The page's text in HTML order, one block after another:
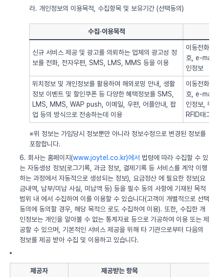
라. 개인정보의 이용목적, 수집항목 및 보유기간 (선택동의)
수집·이용목적
신규 서비스 제공 및 광고를 의뢰하는 업체의 광고성 정
보를 전화, 전자우편, SMS, LMS, MMS 등을 이용
이동전화번
호, e-mail,
인정보
위치정보 및 개인정보를 활용하여 해외로밍 안내, 생활
정보 이벤트 및 할인쿠폰 등 다양한 혜택정보를 SMS,
LMS, MMS, WAP push, 이메일, 우편, 어플안내, 팝
업 등의 방식으로 전송하는데 이용
이동전화번
호, e-mail,
인정보, 위
RFID태그
※위 정보는 가입당시 정보뿐만 아니라 정보수정으로 변경된 정보를
포함합니다.
6. 회사는 홈페이지(www.joytel.co.kr)에서 법령에 따라 수집할 수 있
는 자동생성 정보(로그기록, 과금 정보, 결제기록 등 서비스를 계약 이행
하는 과정에서 자동적으로 생성되는 정보), 요금정산 에 필요한 정보(요
금내역, 납부/미납 사실, 미납액 등) 등을 필수 동의 사항에 기재된 목적
범위 내 에서 수집하여 이를 이용할 수 있습니다(고객이 개별적으로 선택
동의에 동의할 경우, 해당 목적으 로도 수집하여 이용). 또한, 수집한 개
인정보는 개인을 알아볼 수 없는 통계자료 등으로 가공하여 이용 또는 제
공할 수 있으며, 기본적인 서비스 제공을 위해 타 기관으로부터 다음의
정보를 제공 받아 수집 및 이용하고 있습니다.
제공자 제공받는 항목